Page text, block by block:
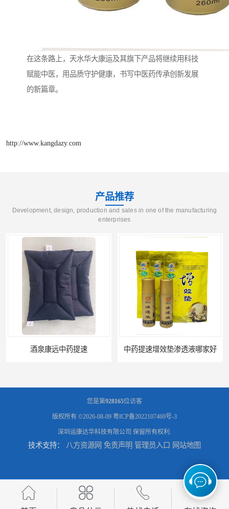
在这条路上，天水华大康运及其旗下产品将继续用科技
赋能中医，用品质守护健康，书写中医药传承创新发展
的新篇章。
http://www.kangdazy.com
产品推荐
Development, design, production and sales in one of the manufacturing
enterprises
酒泉康远中药提速 中药提速增效垫渗透液哪家好
兰州中药提速脉冲治疗仪 家用中药提速治疗仪报价
您是第928165位访客
版权所有 ©2026-08-09 粤ICP备2022107469号-3
深圳运康达华科技有限公司 保留所有权利.
技术支持： 八方资源网 免责声明 管理员入口 网站地图